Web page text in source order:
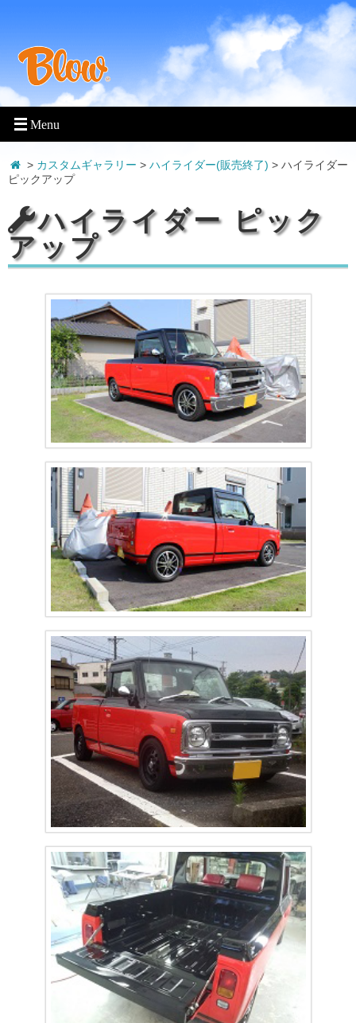
> カスタムギャラリー > ハイライダー(販売終了) > ハイライダー
ピックアップ
ハイライダー ピック
アップ